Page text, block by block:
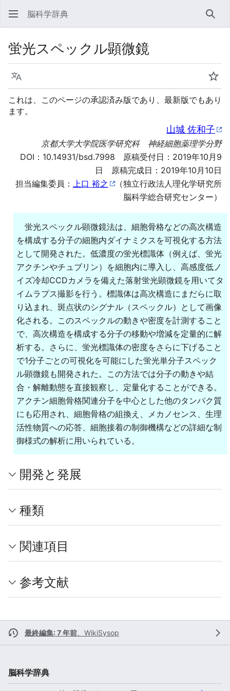
脳科学辞典 検索
蛍光スペックル顕微鏡
言語
ウ
これは、このページの承認済み版であり、最新版でもあり
ます。
山城 佐和子
京都大学大学院医学研究科 神経細胞薬理学分野
DOI： 10.14931/bsd.7998 原稿受付日：2019年10月9
日 原稿完成日：2019年10月10日
担当編集委員： 上口 裕之
（独立行政法人理化学研究所
脳科学総合研究センター）
蛍光スペックル顕微鏡法は、細胞骨格などの高次構造
を構成する分子の細胞内ダイナミクスを可視化する方法
として開発された。低濃度の蛍光標識体（例えば、蛍光
アクチンやチュブリン）を細胞内に導入し、高感度低ノ
イズ冷却CCDカメラを備えた落射蛍光顕微鏡を用いてタ
イムラプス撮影を行う。標識体は高次構造にまだらに取
り込まれ、斑点状のシグナル（スペックル）として画像
化される。このスペックルの動きや密度を計測すること
で、高次構造を構成する分子の移動や増減を定量的に解
析する。さらに、蛍光標識体の密度をさらに下げること
で1分子ごとの可視化を可能にした蛍光単分子スペック
ル顕微鏡も開発された。この方法では分子の動きや結
合・解離動態を直接観察し、定量化することができる。
アクチン細胞骨格関連分子を中心とした他のタンパク質
にも応用され、細胞骨格の組換え、メカノセンス、生理
活性物質への応答、細胞接着の制御機構などの詳細な制
御様式の解析に用いられている。
開発と発展
種類
関連項目
参考文献
最終編集: 7 年前 WikiSysop
脳科学辞典